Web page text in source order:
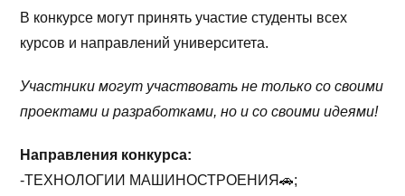
В конкурсе могут принять участие студенты всех
курсов и направлений университета.
Участники могут участвовать не только co своими
проектами и разработками, но и со своими идеями!
Направления конкурса:
-ТЕХНОЛОГИИ МАШИНОСТРОЕНИЯ🚗;